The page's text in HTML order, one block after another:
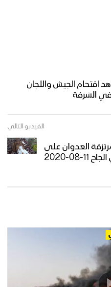
اقتحام الجيش واللجان
في الشرفة
الفيديو التالي
العدوان على
08-2020